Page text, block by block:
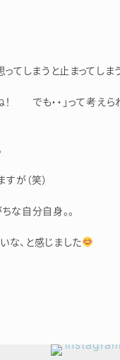
てしまうと止まってしまう
！ でも・・」って考えら
が（笑）
な自分自身。。
、と感じました